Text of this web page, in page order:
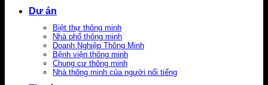
Dự án
Biệt thự thông minh
Nhà phố thông minh
Doanh Nghiệp Thông Minh
Bệnh viện thông minh
Chung cư thông minh
Nhà thông minh của người nổi tiếng